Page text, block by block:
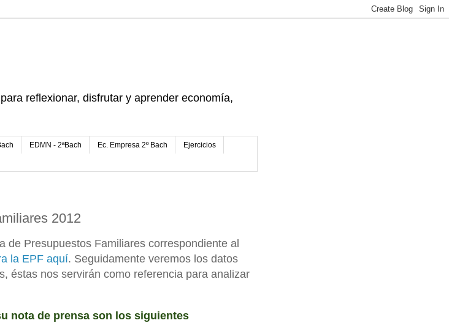
reflexionar, disfrutar y aprender economía,
EDMN - 2ªBach Ec. Empresa 2º Bach Ejercicios
2012
de Presupuestos Familiares correspondiente al
la EPF aquí. Seguidamente veremos los datos
éstas nos servirán como referencia para analizar
nota de prensa son los siguientes